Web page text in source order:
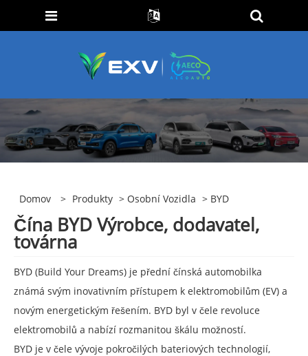
Domov > Produkty > Osobní Vozidla > BYD
Čína BYD Výrobce, dodavatel,
továrna
BYD (Build Your Dreams) je přední čínská automobilka
známá svým inovativním přístupem k elektromobilům (EV) a
novým energetickým řešením. BYD byl v čele revoluce
elektromobilů a nabízí rozmanitou škálu možností.
BYD je v čele vývoje pokročilých bateriových technologií,